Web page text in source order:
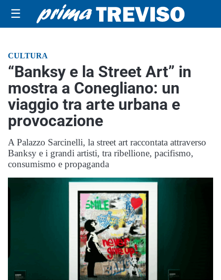
☰
CULTURA
“Banksy e la Street Art” in
mostra a Conegliano: un
viaggio tra arte urbana e
provocazione
A Palazzo Sarcinelli, la street art raccontata attraverso
Banksy e i grandi artisti, tra ribellione, pacifismo,
consumismo e propaganda